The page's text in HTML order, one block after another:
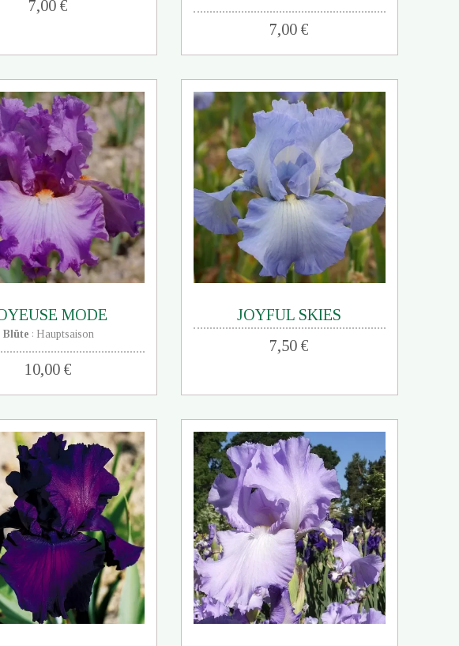
7,00 €
7,00 €
MODE
10,00 €
Blüte : Hauptsaison
JOYFUL SKIES
7,50 €